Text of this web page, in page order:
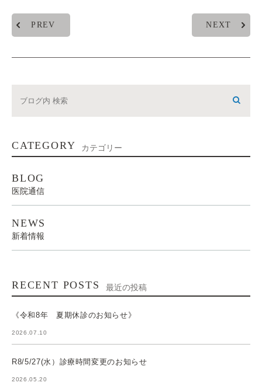
PREV NEXT
CATEGORY カテゴリー
BLOG
医院通信
NEWS
新着情報
RECENT POSTS 最近の投稿
《令和8年 夏期休診のお知らせ》
2026.07.10
R8/5/27(水）診療時間変更のお知らせ
2026.05.20